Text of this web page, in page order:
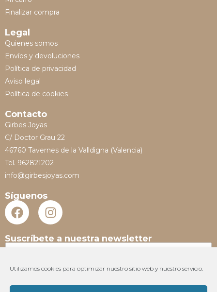
Utilizamos cookies para optimizar nuestro sitio web y nuestro servicio.
Finalizar compra
Legal
Quienes somos
Envíos y devoluciones
Política de privacidad
Aviso legal
Política de cookies
Contacto
Girbes Joyas
C/ Doctor Grau 22
46760 Tavernes de la Valldigna (Valencia)
Tel. 962821202
info@girbesjoyas.com
Síguenos
Suscríbete a nuestra newsletter
N
m
m